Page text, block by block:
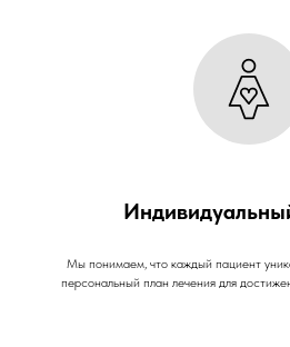
Мы понимаем, что каждый пациент
персональный план лечения для